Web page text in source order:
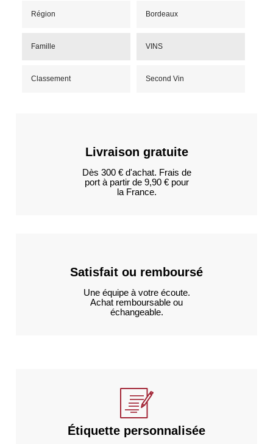
Région Bordeaux
Famille VINS
Classement Second Vin
Livraison gratuite
Dès 300 € d'achat. Frais de
port à partir de 9,90 € pour
la France.
Satisfait ou remboursé
Une équipe à votre écoute.
Achat remboursable ou
échangeable.
Étiquette personnalisée